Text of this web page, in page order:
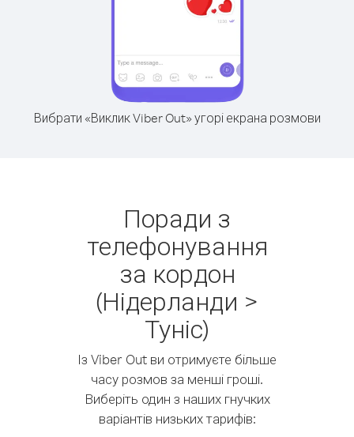
Вибрати «Виклик Viber Out» угорі екрана розмови
Поради з
телефонування
за кордон
(Нідерланди >
Туніс)
Із Viber Out ви отримуєте більше
часу розмов за менші гроші.
Виберіть один з наших гнучких
варіантів низьких тарифів: